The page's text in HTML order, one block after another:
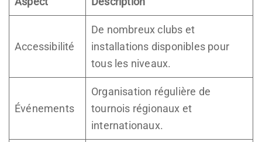
Accessibilité
De nombreux clubs et
installations disponibles pour
tous les niveaux.
Événements
Organisation régulière de
tournois régionaux et
internationaux.